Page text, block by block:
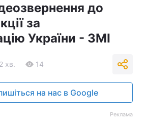
до
за
України - ЗМІ
2 хв. 14
на нас в Google
Реклама